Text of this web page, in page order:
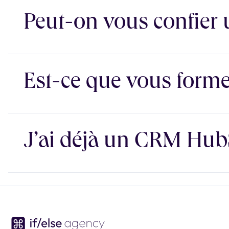
Peut-on vous confier
Absolument. Si vous avez une équipe interne qui
d’automation.
Est-ce que vous
Sur demande, oui. Notamment si vous souhaitez
J’ai déjà un CRM
C’est même conseillé. On vous propose un
améliorer.